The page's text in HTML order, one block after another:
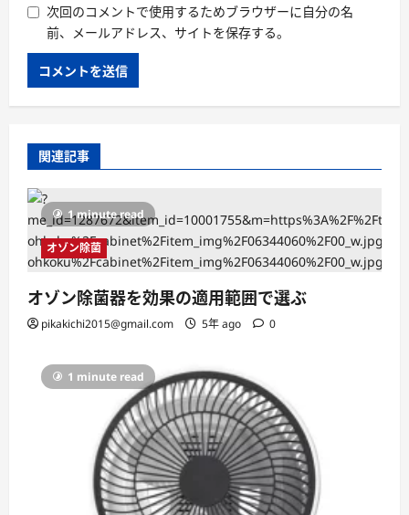
次回のコメントで使用するためブラウザーに自分の名
前、メールアドレス、サイトを保存する。
関連記事
1 minute read
オゾン除菌
オゾン除菌器を効果の適用範囲で選ぶ
pikakichi2015@gmail.com 5年 ago 0
1 minute read